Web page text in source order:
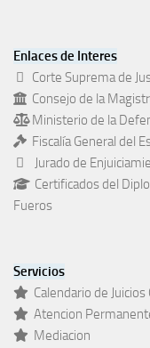
Enlaces de Interes
Corte Suprema de
Consejo de la
Ministerio de la
Fiscalía General del
Jurado de
Certificados del
Fueros
Servicios
Calendario de Juicios
Atencion
Mediacion